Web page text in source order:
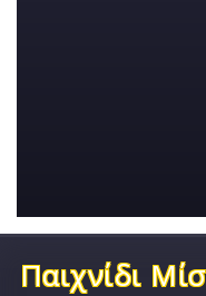
Παιχνίδι